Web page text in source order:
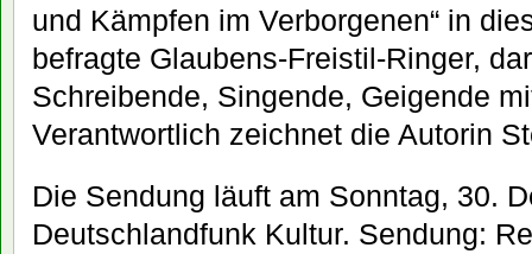
und Kämpfen im Verborgenen“ in
befragte Glaubens-Freistil-Ringer,
Schreibende, Singende, Geigende
Verantwortlich zeichnet die Autorin
Die Sendung läuft am Sonntag, 30.
Deutschlandfunk Kultur. Sendung: